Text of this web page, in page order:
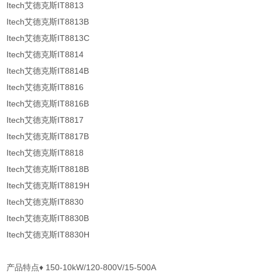
Itech艾德克斯IT8813
Itech艾德克斯IT8813B
Itech艾德克斯IT8813C
Itech艾德克斯IT8814
Itech艾德克斯IT8814B
Itech艾德克斯IT8816
Itech艾德克斯IT8816B
Itech艾德克斯IT8817
Itech艾德克斯IT8817B
Itech艾德克斯IT8818
Itech艾德克斯IT8818B
Itech艾德克斯IT8819H
Itech艾德克斯IT8830
Itech艾德克斯IT8830B
Itech艾德克斯IT8830H
产品特点♦ 150-10kW/120-800V/15-500A